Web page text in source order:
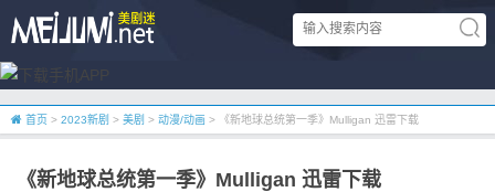
首页 > 2023新剧 > 美剧 > 动漫/动画 > 《新地球总统第一季》Mulligan 迅雷下载
《新地球总统第一季》Mulligan 迅雷下载